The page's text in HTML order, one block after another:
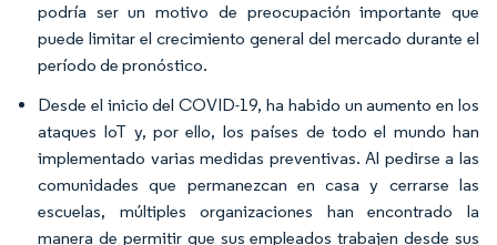
podría ser un motivo de preocupación importante que
puede limitar el crecimiento general del mercado durante el
período de pronóstico.
Desde el inicio del COVID-19, ha habido un aumento en los
ataques IoT y, por ello, los países de todo el mundo han
implementado varias medidas preventivas. Al pedirse a las
comunidades que permanezcan en casa y cerrarse las
escuelas, múltiples organizaciones han encontrado la
manera de permitir que sus empleados trabajen desde sus